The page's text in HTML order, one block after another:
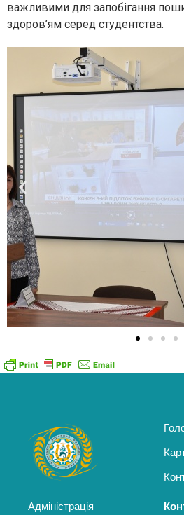
важливими для запобігання
здоров’ям серед студентства.
Адміністрація